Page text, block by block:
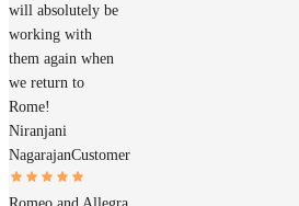
will absolutely be
working with
them again when
we return to
Rome!
Niranjani
NagarajanCustomer